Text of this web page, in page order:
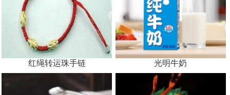
红绳转运珠手链 光明牛奶